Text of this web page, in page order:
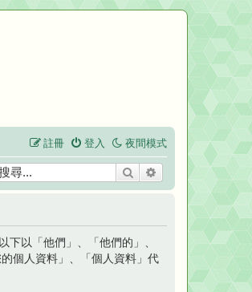
夜間模式
登入
註冊
搜尋
以「他們」、「他們的」、
個人資料」、「個人資料」代